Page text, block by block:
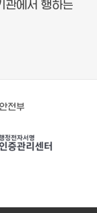
관에서 행하는